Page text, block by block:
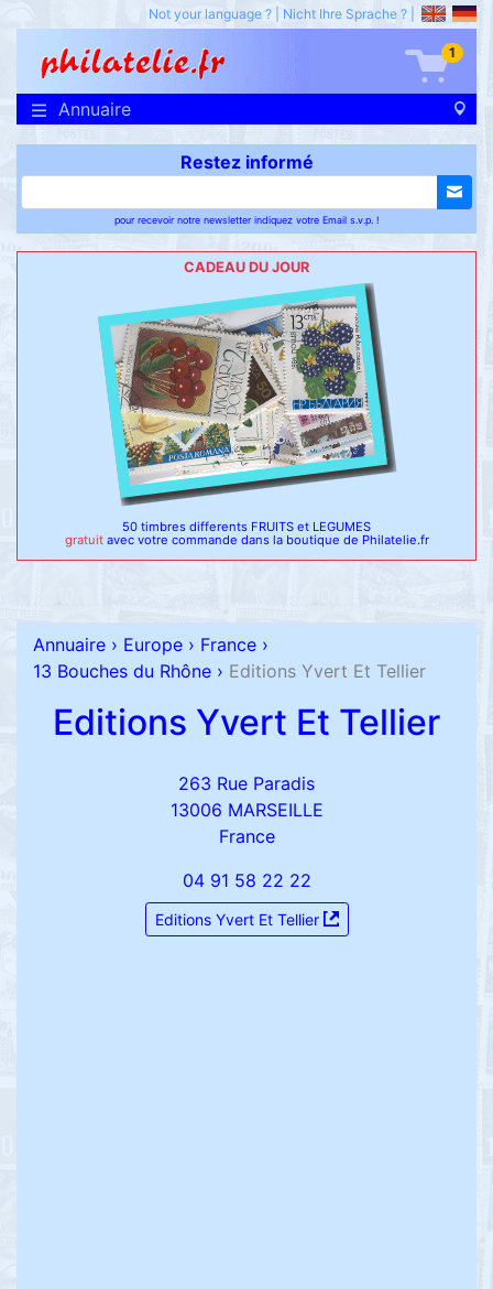
Not your language ? Nicht Ihre Sprache ?
1
Annuaire
Restez informé
pour recevoir notre newsletter indiquez votre Email s.v.p. !
CADEAU DU JOUR
50 timbres differents FRUITS et LEGUMES
gratuit avec votre commande dans la boutique de Philatelie.fr
Annuaire › Europe › France ›
13 Bouches du Rhône › Editions Yvert Et Tellier
Editions Yvert Et Tellier
263 Rue Paradis
13006 MARSEILLE
France
04 91 58 22 22
Editions Yvert Et Tellier